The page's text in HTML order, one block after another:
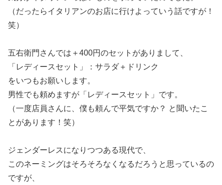
（だったらイタリアンのお店に行けよっていう話ですが！
笑）
五右衛門さんでは＋400円のセットがありまして、
「レディースセット」：サラダ＋ドリンク
をいつもお願いします。
男性でも頼めますが「レディースセット」です。
（一度店員さんに、僕も頼んで平気ですか？ と聞いたこ
とがあります！笑）
ジェンダーレスになりつつある現代で、
このネーミングはそろそろなくなるだろうと思っているの
ですが、